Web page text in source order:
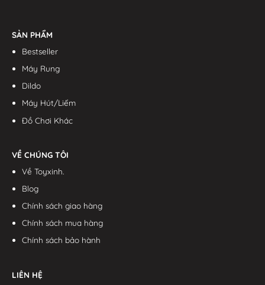
SẢN PHẨM
Bestseller
Máy Rung
Dildo
Máy Hút/Liếm
Đồ Chơi Khác
VỀ CHÚNG TÔI
Về Toyxinh.
Blog
Chính sách giao hàng
Chính sách mua hàng
Chính sách bảo hành
LIÊN HỆ